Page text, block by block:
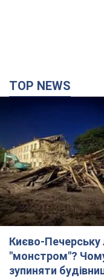
TOP NEWS
Києво-
"монстром"?
зупиняти